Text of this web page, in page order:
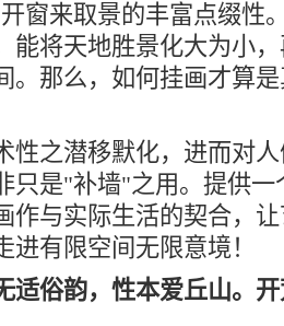
窗来取景的丰富点缀性
能将天地胜景化大为小
。那么，如何挂画才算
性之潜移默化，进而对
只是"补墙"之用。提供一
作与实际生活的契合，
进有限空间无限意境！
适俗韵，性本爱丘山。